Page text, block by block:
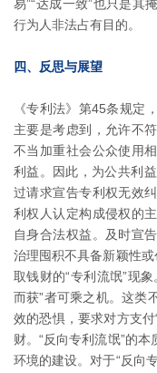
易”“达成一致”也只是其
行为人非法占有目的。
四、反思与展望
《专利法》第45条规定
主要是考虑到，允许不
不当加重社会公众使用
利益。因此，为公共利
过请求宣告专利权无效
利权人认定构成侵权的
自身合法权益。及时宣
治理囤积不具备新颖性
取钱财的“专利流氓”现
而获”者可乘之机。这类
效的恐惧，要求对方支付
财。“反向专利流氓”的
环境的建设。对于“反向